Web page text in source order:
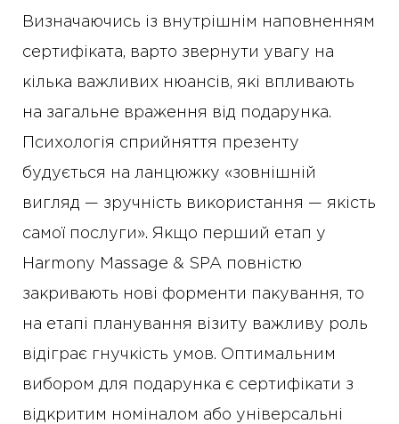
Визначаючись із внутрішнім наповненням
сертифіката, варто звернути увагу на
кілька важливих нюансів, які впливають
на загальне враження від подарунка.
Психологія сприйняття презенту
будується на ланцюжку «зовнішній
вигляд — зручність використання — якість
самої послуги». Якщо перший етап у
Harmony Massage & SPA повністю
закривають нові форменти пакування, то
на етапі планування візиту важливу роль
відіграє гнучкість умов. Оптимальним
вибором для подарунка є сертифікати з
відкритим номіналом або універсальні